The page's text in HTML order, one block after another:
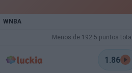
WNBA
Menos de 192.5 puntos
1.86